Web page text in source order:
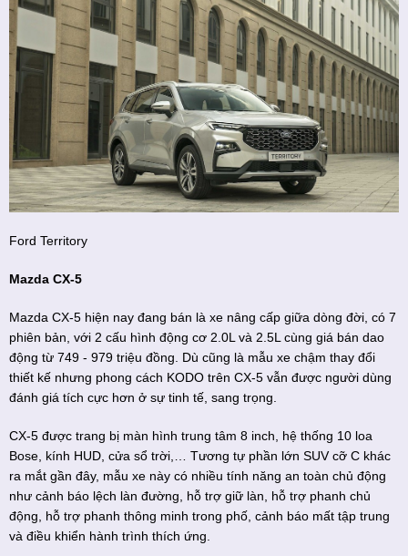
Ford Territory
Mazda CX-5
Mazda CX-5 hiện nay đang bán là xe nâng cấp giữa dòng đời, có 7
phiên bản, với 2 cấu hình động cơ 2.0L và 2.5L cùng giá bán dao
động từ 749 - 979 triệu đồng. Dù cũng là mẫu xe chậm thay đổi
thiết kế nhưng phong cách KODO trên CX-5 vẫn được người dùng
đánh giá tích cực hơn ở sự tinh tế, sang trọng.
CX-5 được trang bị màn hình trung tâm 8 inch, hệ thống 10 loa
Bose, kính HUD, cửa sổ trời,… Tương tự phần lớn SUV cỡ C khác
ra mắt gần đây, mẫu xe này có nhiều tính năng an toàn chủ động
như cảnh báo lệch làn đường, hỗ trợ giữ làn, hỗ trợ phanh chủ
động, hỗ trợ phanh thông minh trong phố, cảnh báo mất tập trung
và điều khiển hành trình thích ứng.